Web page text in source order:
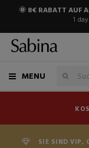
🌞 8€ RABATT AUF
1 day
MENU
SIE SIND VIP,